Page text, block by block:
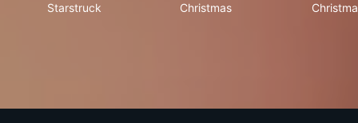
Starstruck
Christmas